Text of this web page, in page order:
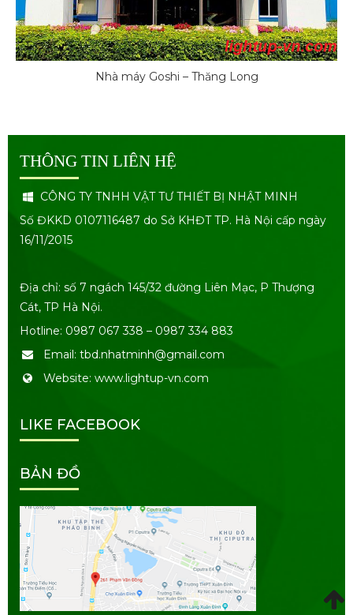
Nhà máy Goshi – Thăng Long
THÔNG TIN LIÊN HỆ
CÔNG TY TNHH VẬT TƯ THIẾT BỊ NHẬT MINH
Số ĐKKD 0107116487 do Sở KHĐT TP. Hà Nội cấp ngày
16/11/2015
Địa chỉ: số 7 ngách 145/32 đường Liên Mạc, P Thượng
Cát, TP Hà Nội.
Hotline: 0987 067 338 – 0987 334 883
Email: tbd.nhatminh@gmail.com
Website: www.lightup-vn.com
LIKE FACEBOOK
BẢN ĐỒ